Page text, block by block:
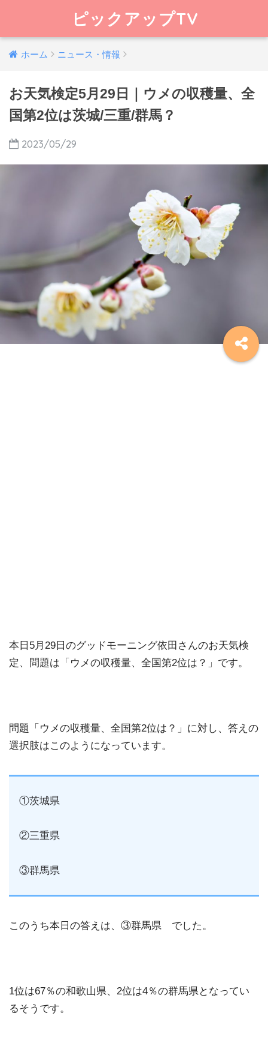
ピックアップTV
ホーム ニュース・情報
お天気検定5月29日｜ウメの収穫量、全
国第2位は茨城/三重/群馬？
2023/05/29
本日5月29日のグッドモーニング依田さんのお天気検
定、問題は「ウメの収穫量、全国第2位は？」です。
問題「ウメの収穫量、全国第2位は？」に対し、答えの
選択肢はこのようになっています。
①茨城県
②三重県
③群馬県
このうち本日の答えは、③群馬県 でした。
1位は67％の和歌山県、2位は4％の群馬県となってい
るそうです。